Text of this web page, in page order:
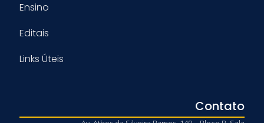
Ensino
Editais
Links Úteis
Contato